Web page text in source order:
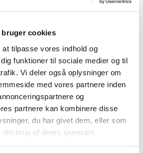
bruger cookies
tilpasse vores indhold og
funktioner til sociale medier og til
Vi deler også oplysninger om
med vores partnere inden
og
partnere kan kombinere disse
du har givet dem, eller som
brug af deres tjenester.
i forbindelse med: